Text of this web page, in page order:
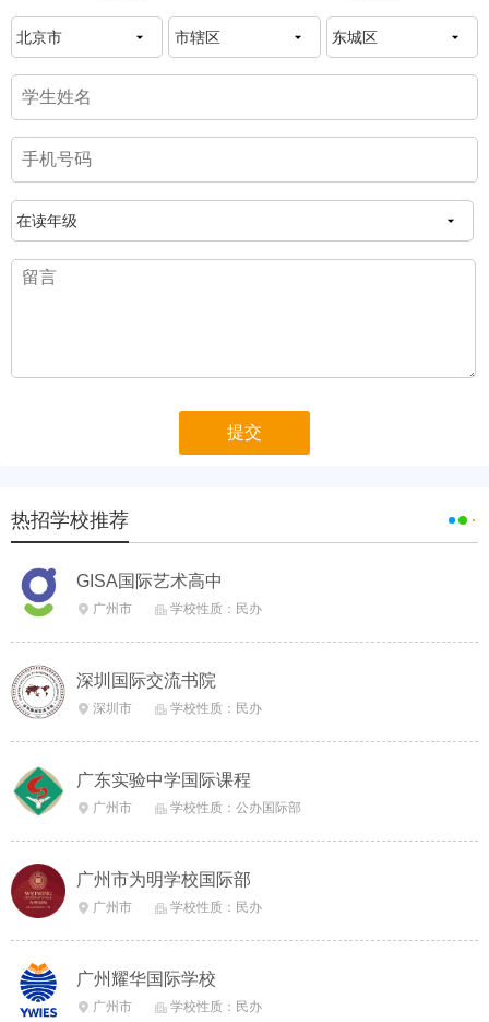
热招学校推荐
GISA国际艺术高中
 广州市  学校性质：民办
深圳国际交流书院
 深圳市  学校性质：民办
广东实验中学国际课程
 广州市  学校性质：公办国际部
广州市为明学校国际部
 广州市  学校性质：民办
广州耀华国际学校
 广州市  学校性质：民办